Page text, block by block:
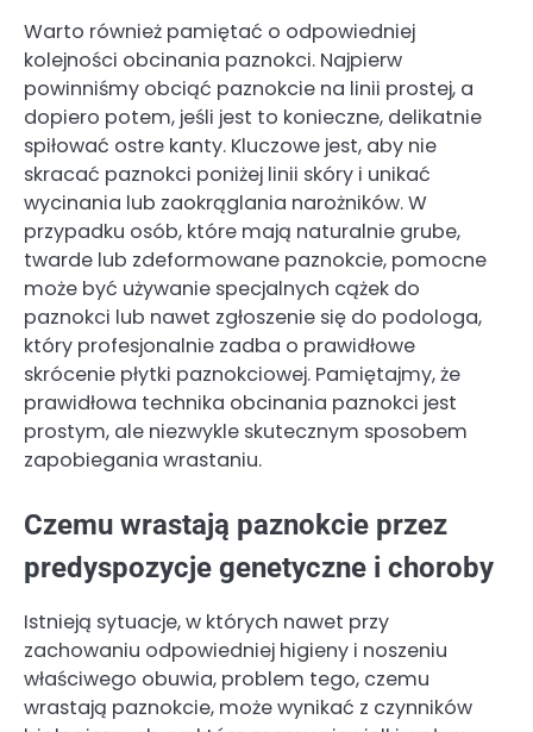
Warto również pamiętać o odpowiedniej
kolejności obcinania paznokci. Najpierw
powinniśmy obciąć paznokcie na linii prostej, a
dopiero potem, jeśli jest to konieczne, delikatnie
spiłować ostre kanty. Kluczowe jest, aby nie
skracać paznokci poniżej linii skóry i unikać
wycinania lub zaokrąglania narożników. W
przypadku osób, które mają naturalnie grube,
twarde lub zdeformowane paznokcie, pomocne
może być używanie specjalnych cążek do
paznokci lub nawet zgłoszenie się do podologa,
który profesjonalnie zadba o prawidłowe
skrócenie płytki paznokciowej. Pamiętajmy, że
prawidłowa technika obcinania paznokci jest
prostym, ale niezwykle skutecznym sposobem
zapobiegania wrastaniu.
Czemu wrastają paznokcie przez
predyspozycje genetyczne i choroby
Istnieją sytuacje, w których nawet przy
zachowaniu odpowiedniej higieny i noszeniu
właściwego obuwia, problem tego, czemu
wrastają paznokcie, może wynikać z czynników